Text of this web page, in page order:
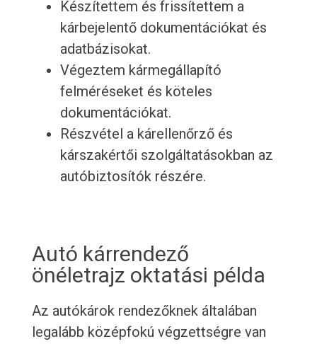
Készítettem és frissítettem a
kárbejelentő dokumentációkat és
adatbázisokat.
Végeztem kármegállapító
felméréseket és köteles
dokumentációkat.
Részvétel a kárellenőrző és
kárszakértői szolgáltatásokban az
autóbiztosítók részére.
Autó kárrendező
önéletrajz oktatási példa
Az autókárok rendezőknek általában
legalább középfokú végzettségre van